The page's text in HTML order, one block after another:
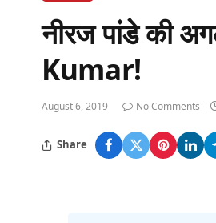
नीरज पांडे की
Kumar!
August 6, 2019 No Comments
Share